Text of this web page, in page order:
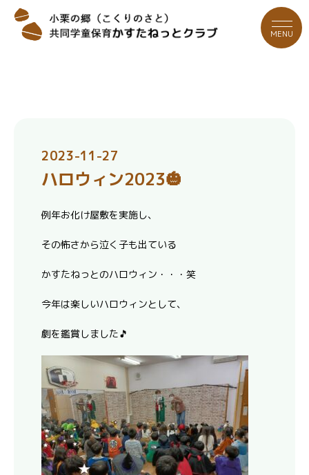
MENU
2023-11-27
ハロウィン2023🎃
例年お化け屋敷を実施し、
その怖さから泣く子も出ている
かすたねっとのハロウィン・・・笑
今年は楽しいハロウィンとして、
劇を鑑賞しました🎵